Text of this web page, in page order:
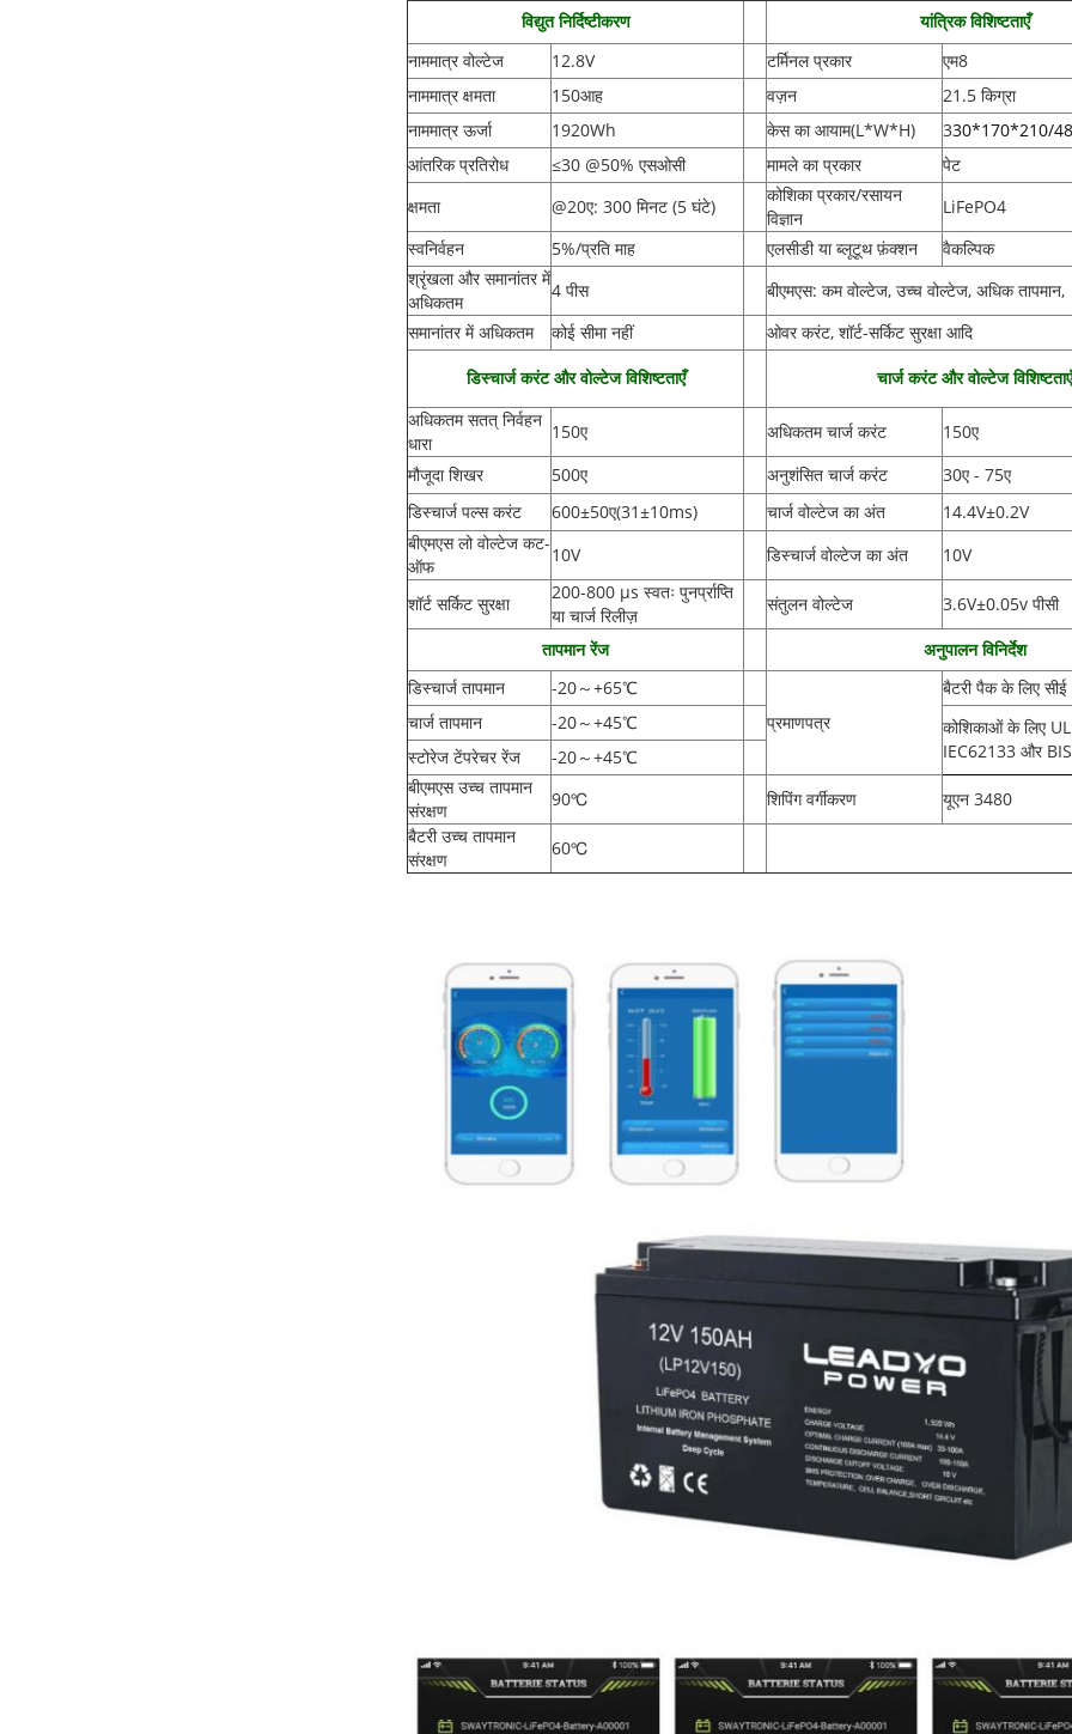
विद्युत निर्दिष्टीकरण
यांत्रिक विशिष्टताएँ
नाममात्र वोल्टेज
12.8V टर्मिनल प्रकार
एम8
नाममात्र क्षमता
150आह वज़न
21.5 किग्रा
नाममात्र ऊर्जा
1920Wh केस का आयाम(L*W*H) 330*170*210/
आंतरिक प्रतिरोध
≤30 @50% एसओसी मामले का प्रकार
पेट
क्षमता
@20ए: 300 मिनट (5 घंटे)
कोशिका प्रकार/रसायन
विज्ञान
LiFePO4
स्वनिर्वहन
5%/प्रति माह एलसीडी या ब्लूटूथ फ़ंक्शन
वैकल्पिक
श्रृंखला और समानांतर में
अधिकतम
4 पीस
बीएमएस: कम वोल्टेज, उच्च वोल्टेज, अधिक तापमान,
समानांतर में अधिकतम
कोई सीमा नहीं
ओवर करंट, शॉर्ट-सर्किट सुरक्षा आदि
डिस्चार्ज करंट और वोल्टेज विशिष्टताएँ
चार्ज करंट और वोल्टेज विशिष्टताएँ
अधिकतम सतत् निर्वहन
धारा
150ए अधिकतम चार्ज करंट
150ए
मौजूदा शिखर
500ए अनुशंसित चार्ज करंट
30ए - 75ए
डिस्चार्ज पल्स करंट
600±50ए(31±10ms) चार्ज वोल्टेज का अंत
14.4V±0.2V
बीएमएस लो वोल्टेज कट-
ऑफ
10V डिस्चार्ज वोल्टेज का अंत 10V
शॉर्ट सर्किट सुरक्षा
200-800 µs स्वतः पुनर्प्राप्ति
या चार्ज रिलीज़
संतुलन वोल्टेज
3.6V±0.05v पीसी
तापमान रेंज
अनुपालन विनिर्देश
डिस्चार्ज तापमान
-20～+65℃
प्रमाणपत्र
बैटरी पैक के लिए सीई
चार्ज तापमान
-20～+45℃
कोशिकाओं के लिए
IEC62133 और BIS
स्टोरेज टेंपरेचर रेंज -20～+45℃
बीएमएस उच्च तापमान
संरक्षण
90℃ शिपिंग वर्गीकरण
यूएन 3480
बैटरी उच्च तापमान
संरक्षण
60℃